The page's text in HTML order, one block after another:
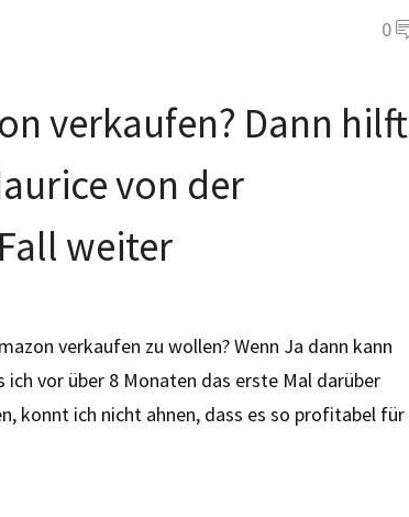
0
verkaufen? Dann hilft
von der
weiter
verkaufen zu wollen? Wenn Ja dann kann
vor über 8 Monaten das erste Mal darüber
konnt ich nicht ahnen, dass es so profitabel für